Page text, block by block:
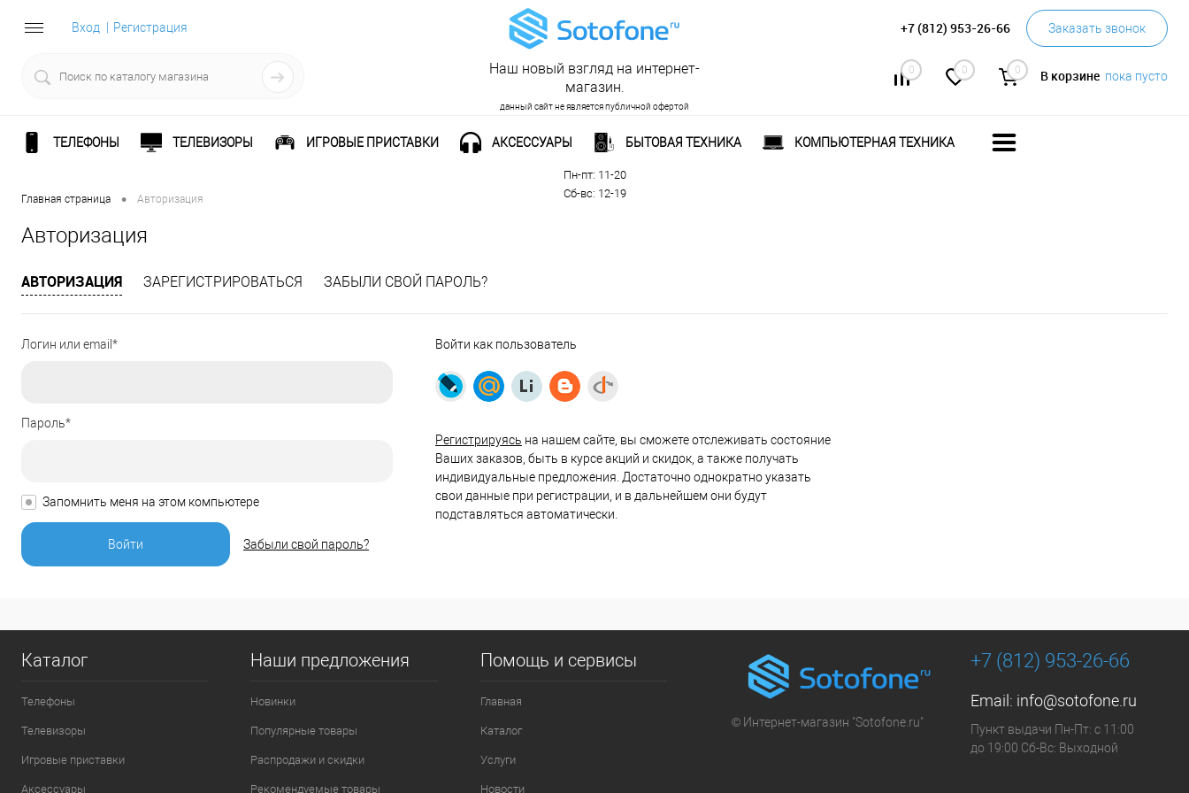
Вход Регистрация +7 (812) 953-26-66 Заказать звонок
0 0 0 В корзине пока пусто
Наш новый взгляд на интернет-
магазин.
данный сайт не является публичной офертой
Рабочее время:
Пн-пт: 11-20
Сб-вс: 12-19
ТЕЛЕФОНЫ ТЕЛЕВИЗОРЫ ИГРОВЫЕ ПРИСТАВКИ АКСЕССУАРЫ БЫТОВАЯ ТЕХНИКА КОМПЬЮТЕРНАЯ ТЕХНИКА
Главная страница • Авторизация
Авторизация
АВТОРИЗАЦИЯ ЗАРЕГИСТРИРОВАТЬСЯ ЗАБЫЛИ СВОЙ ПАРОЛЬ?
Логин или email*
Пароль*
Запомнить меня на этом компьютере
Забыли свой пароль?
Войти как пользователь
Регистрируясь на нашем сайте, вы сможете отслеживать состояние
Ваших заказов, быть в курсе акций и скидок, а также получать
индивидуальные предложения. Достаточно однократно указать
свои данные при регистрации, и в дальнейшем они будут
подставляться автоматически.
Каталог
Телефоны
Телевизоры
Игровые приставки
Аксессуары
Наши предложения
Новинки
Популярные товары
Распродажи и скидки
Рекомендуемые товары
Помощь и сервисы
Главная
Каталог
Услуги
Новости
© Интернет-магазин "Sotofone.ru"
+7 (812) 953-26-66
Email: info@sotofone.ru
Пункт выдачи Пн-Пт: с 11:00
до 19:00 Сб-Вс: Выходной